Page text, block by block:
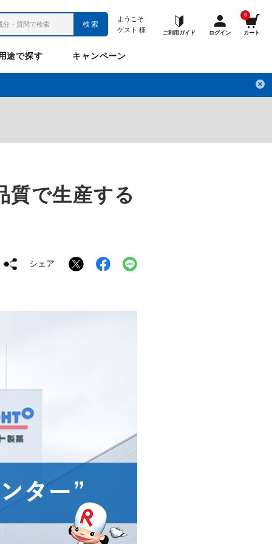
検索
ようこそ
ゲスト 様 ご利用ガイド ログイン
0
カート
フレックスパワー
ナップル
Anitto
プロメディアル
ギュット
デ・オウ
フレディ
途で探す キャンペーン
質で生産する
シェア